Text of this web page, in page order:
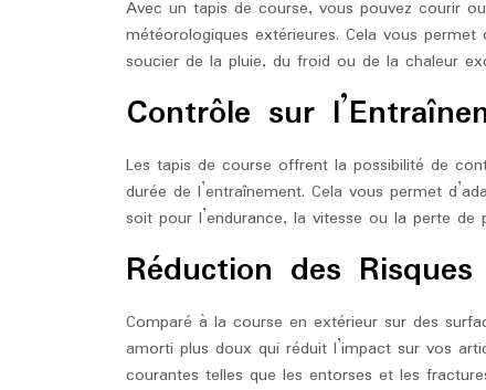
Avec un tapis de course, vous pouvez courir
météorologiques extérieures. Cela vous
soucier de la pluie, du froid ou de la chaleur
Contrôle sur
Les tapis de course offrent la possibilité de
durée de l’entraînement. Cela vous permet
soit pour l’endurance, la vitesse ou la perte de
Réduction des
Comparé à la course en extérieur sur des
amorti plus doux qui réduit l’impact sur vos
courantes telles que les entorses et les